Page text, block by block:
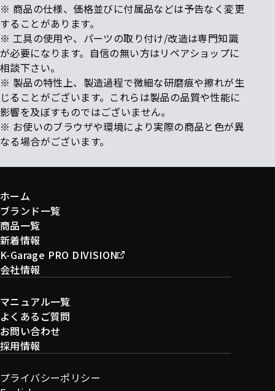
※ 商品の仕様、価格並びに付属品などは予告なく変更
することがあります。
※ 工具の使用や、パーツの取り付け/改造は専門知識
が必要になります。自信の無い方はリペアショップに
相談下さい。
※ 製品の特性上、製造過程で微細な研磨痕や擦れが生
じることがございます。これらは製品の品質や性能に
影響を及ぼすものではございません。
※ お使いのブラウザや環境により実際の商品と色が異
なる場合がございます。
ホーム
ブランド一覧
商品一覧
新着情報
K-Garage PRO DIVISION
会社情報
マニュアル一覧
よくあるご質問
お問い合わせ
採用情報
プライバシーポリシー